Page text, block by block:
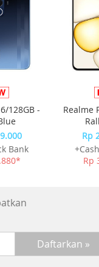
nits
Kamera Belakang
128GB -
Bank
Realme
Rp
Rp